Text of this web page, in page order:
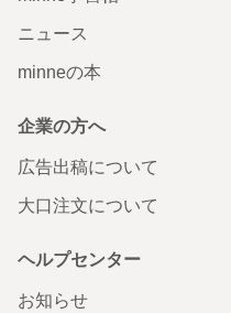
ニュース
minneの本
企業の方へ
広告出稿について
大口注文について
ヘルプセンター
お知らせ